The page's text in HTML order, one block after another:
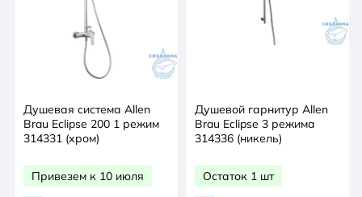
Душевая система Allen
Brau Eclipse 200 1 режим
314331 (хром)
Привезем к 10 июля
Душевой гарнитур Allen
Brau Eclipse 3 режима
314336 (никель)
Остаток 1 шт